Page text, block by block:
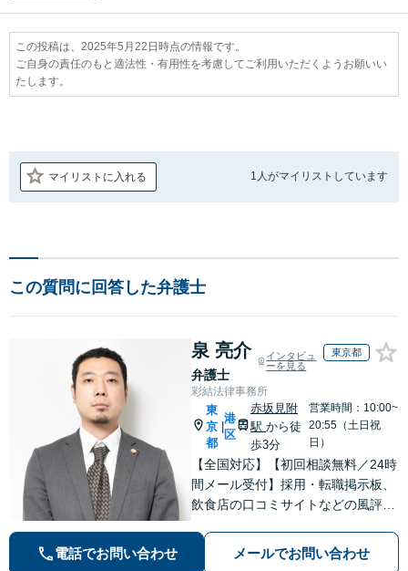
この投稿は、2025年5月22日時点の情報です。
ご自身の責任のもと適法性・有用性を考慮してご利用いただくようお願いい
たします。
マイリストに入れる 1人がマイリストしています
この質問に回答した弁護士
泉 亮介
弁護士
インタビュ
ーを見る
東京都
彩結法律事務所
東
京
都
港
区
赤坂見附
駅 から徒
歩3分
営業時間：10:00~
20:55（土日祝
日）
【全国対応】【初回相談無料／24時
間メール受付】採用・転職掲示板、
飲食店の口コミサイトなどの風評被
の種類を問わず相談可。可能な限り
早期対応で駆けつけサポート【労
電話でお問い合わせ メールでお問い合わせ